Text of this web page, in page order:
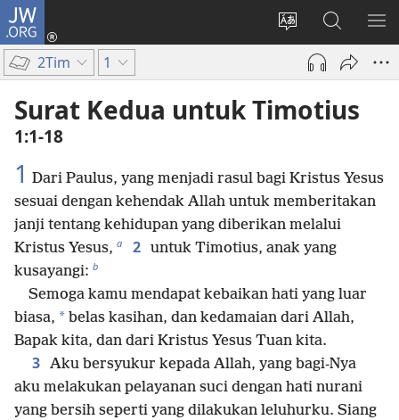
JW.ORG
Ganti
bahasa
situs
Log
(terbuka
window
baru)
Cari
JW.ORG
2Tim 1
Surat Kedua untuk Timotius
1:1-18
1 Dari Paulus, yang menjadi rasul bagi Kristus Yesus
sesuai dengan kehendak Allah untuk memberitakan
janji tentang kehidupan yang diberikan melalui
Kristus Yesus, a 2 untuk Timotius, anak yang
kusayangi: b
Semoga kamu mendapat kebaikan hati yang luar
biasa, * belas kasihan, dan kedamaian dari Allah,
Bapak kita, dan dari Kristus Yesus Tuan kita.
3 Aku bersyukur kepada Allah, yang bagi-Nya
aku melakukan pelayanan suci dengan hati nurani
yang bersih seperti yang dilakukan leluhurku. Siang